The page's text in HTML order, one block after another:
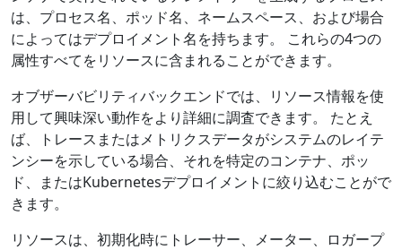
は、プロセス名、ポッド名、ネームスペース、および場合
によってはデプロイメント名を持ちます。 これらの4つの
属性すべてをリソースに含まれることができます。
オブザーバビリティバックエンドでは、リソース情報を使
用して興味深い動作をより詳細に調査できます。 たとえ
ば、トレースまたはメトリクスデータがシステムのレイテ
ンシーを示している場合、それを特定のコンテナ、ポッ
ド、またはKubernetesデプロイメントに絞り込むことがで
きます。
リソースは、初期化時にトレーサー、メーター、ロガープ